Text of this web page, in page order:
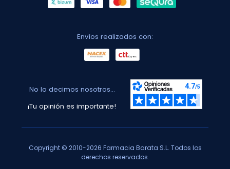
Envíos realizados con:
No lo decimos nosotros...
¡Tu opinión es importante!
Copyright © 2010-2026 Farmacia Barata S.L. Todos los
derechos reservados.